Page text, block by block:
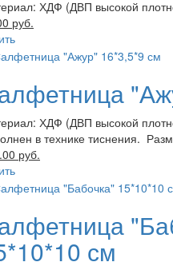
ХДФ (ДВП высокой
руб.
ХДФ (ДВП высокой
в технике тиснения.
руб.
см